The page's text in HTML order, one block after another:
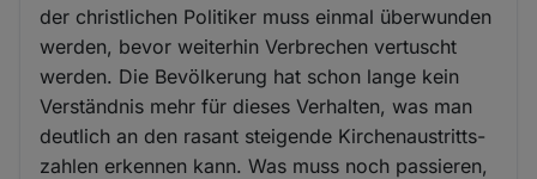
der christlichen Politiker muss einmal überwunden
werden, bevor weiterhin Verbrechen vertuscht
werden. Die Bevölkerung hat schon lange kein
Verständnis mehr für dieses Verhalten, was man
deutlich an den rasant steigende Kirchenaustritts-
zahlen erkennen kann. Was muss noch passieren,